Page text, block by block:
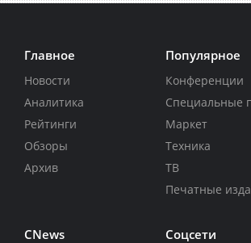
Главное
Новости
Аналитика
Рейтинги
Обзоры
Архив
Популярное
Конференции
Специальные
Маркет
Техника
ТВ
Печатные
CNews Соцсети